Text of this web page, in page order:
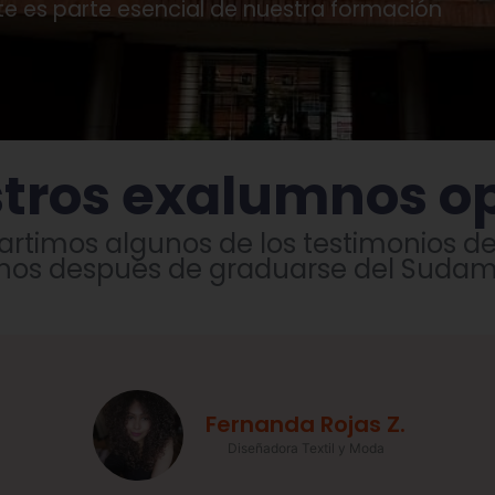
es parte esencial de nuestra formación
exalumnos
algunos de los testimonios
después de graduarse del
Fernanda Rojas Z.
Diseñadora Textil y Moda